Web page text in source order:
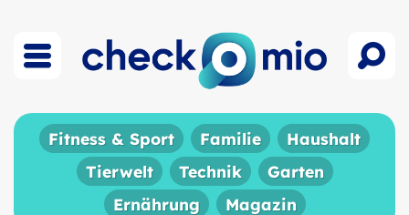
Fitness & Sport Familie
Haushalt
Tierwelt
Technik
Garten
Ernährung
Magazin